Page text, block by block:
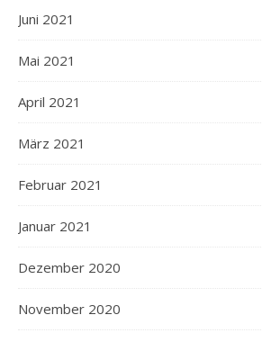
Juni 2021
Mai 2021
April 2021
März 2021
Februar 2021
Januar 2021
Dezember 2020
November 2020